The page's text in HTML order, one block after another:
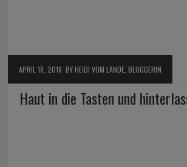
APRIL 18, 2018 BY HEIDI VOM LANDE, BLOGGERIN
Haut in die Tasten und